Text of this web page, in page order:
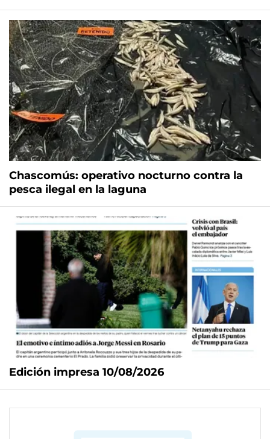
Chascomús: operativo nocturno contra la
pesca ilegal en la laguna
Edición impresa 10/08/2026